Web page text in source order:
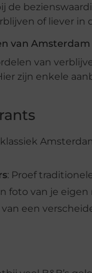
de
of liever in
van Amsterdam
van
zijn enkele
klassiek
: Proef
foto van je
van een